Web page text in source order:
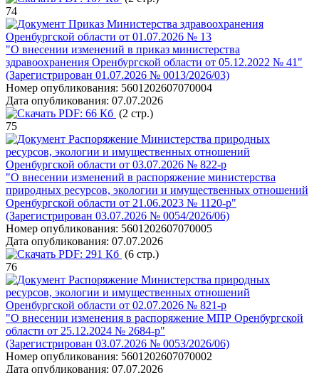
74
Приказ Министерства здравоохранения
Оренбургской области от 01.07.2026 № 13
"О внесении изменений в приказ министерства
здравоохранения Оренбургской области от 05.12.2022 № 41"
(Зарегистрирован 01.07.2026 № 0013/2026/03)
Номер опубликования: 5601202607070004
Дата опубликования: 07.07.2026
PDF: 66 Кб (2 стр.)
75
Распоряжение Министерства природных
ресурсов, экологии и имущественных отношений
Оренбургской области от 03.07.2026 № 822-р
"О внесении изменений в распоряжение министерства
природных ресурсов, экологии и имущественных отношений
Оренбургской области от 21.06.2023 № 1120-р"
(Зарегистрирован 03.07.2026 № 0054/2026/06)
Номер опубликования: 5601202607070005
Дата опубликования: 07.07.2026
PDF: 291 Кб (6 стр.)
76
Распоряжение Министерства природных
ресурсов, экологии и имущественных отношений
Оренбургской области от 02.07.2026 № 821-р
"О внесении изменения в распоряжение МПР Оренбургской
области от 25.12.2024 № 2684-р"
(Зарегистрирован 03.07.2026 № 0053/2026/06)
Номер опубликования: 5601202607070002
Дата опубликования: 07.07.2026